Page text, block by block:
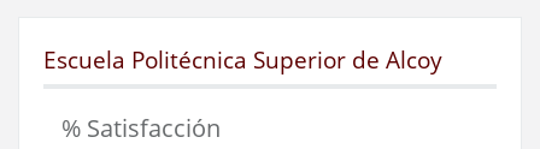
Escuela Politécnica Superior de Alcoy
% Satisfacción